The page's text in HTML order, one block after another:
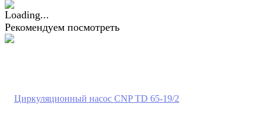
Рекомендуем посмотреть